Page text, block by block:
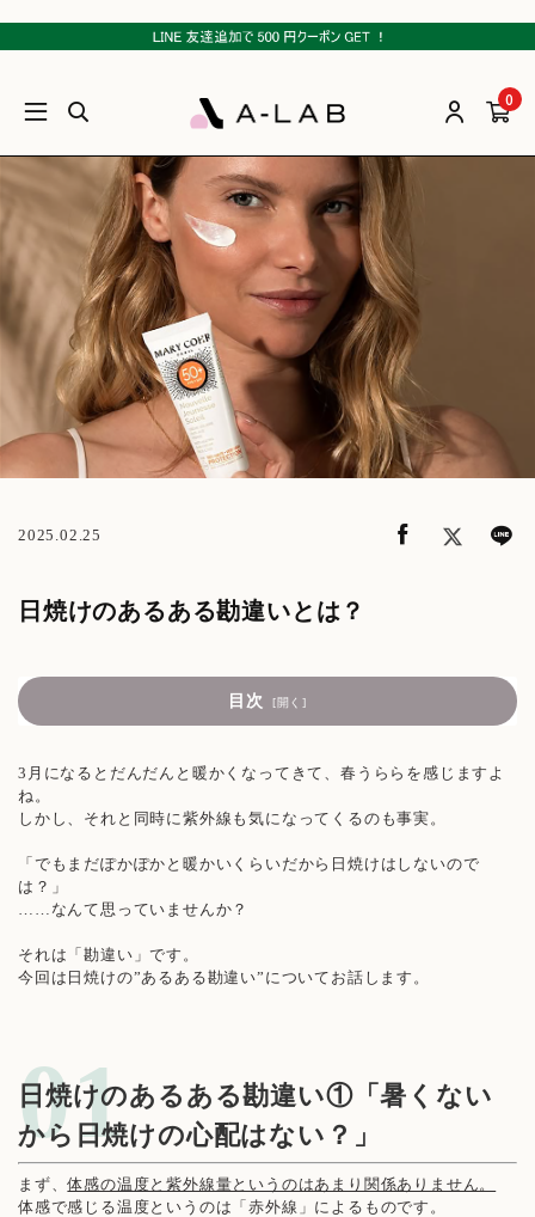
0
2025.02.25
日焼けのあるある勘違いとは？
目次
い？」
日焼けのあるある勘違い②「日焼け止めを塗っていると長時間
日焼け対策をしながら、エイジングケア*も
3月になるとだんだんと暖かくなってきて、春うららを感じますよ
ね。
しかし、それと同時に紫外線も気になってくるのも事実。
「でもまだぽかぽかと暖かいくらいだから日焼けはしないので
は？」
……なんて思っていませんか？
それは「勘違い」です。
今回は日焼けの”あるある勘違い”についてお話します。
日焼けのあるある勘違い①「暑くない
から日焼けの心配はない？」
まず、体感の温度と紫外線量というのはあまり関係ありません。
体感で感じる温度というのは「赤外線」によるものです。